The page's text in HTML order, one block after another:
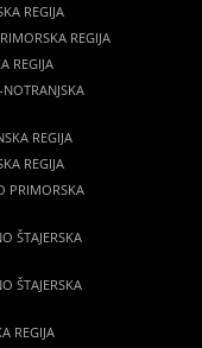
REGIJA
REGIJA
REGIJA
REGIJA
REGIJA
PRIMORSKA
ŠTAJERSKA
ŠTAJERSKA
REGIJA